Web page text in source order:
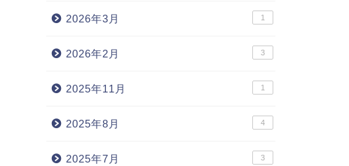
2026年3月 1
2026年2月 3
2025年11月 1
2025年8月 4
2025年7月 3